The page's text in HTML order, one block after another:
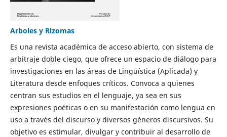
Arboles y Rizomas
Es una revista académica de acceso abierto, con sistema de
arbitraje doble ciego, que ofrece un espacio de diálogo para
investigaciones en las áreas de Lingüística (Aplicada) y
Literatura desde enfoques críticos. Convoca a quienes
centran sus estudios en el lenguaje, ya sea en sus
expresiones poéticas o en su manifestación como lengua en
uso a través del discurso y diversos géneros discursivos. Su
objetivo es estimular, divulgar y contribuir al desarrollo de